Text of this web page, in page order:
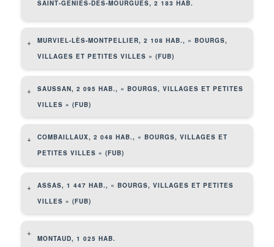
SAINT-GENIÈS-DES-MOURGUES, 2 183 HAB.
+
MURVIEL-LÈS-MONTPELLIER, 2 108 HAB., « BOURGS,
VILLAGES ET PETITES VILLES » (FUB)
+
SAUSSAN, 2 095 HAB., « BOURGS, VILLAGES ET PETITES
VILLES » (FUB)
+
COMBAILLAUX, 2 048 HAB., « BOURGS, VILLAGES ET
PETITES VILLES » (FUB)
+
ASSAS, 1 447 HAB., « BOURGS, VILLAGES ET PETITES
VILLES » (FUB)
+
MONTAUD, 1 025 HAB.